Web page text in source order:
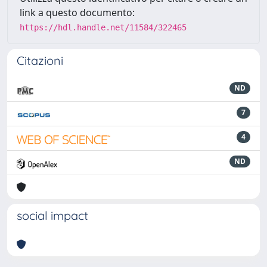
link a questo documento:
https://hdl.handle.net/11584/322465
Citazioni
ND
7
4
ND
social impact